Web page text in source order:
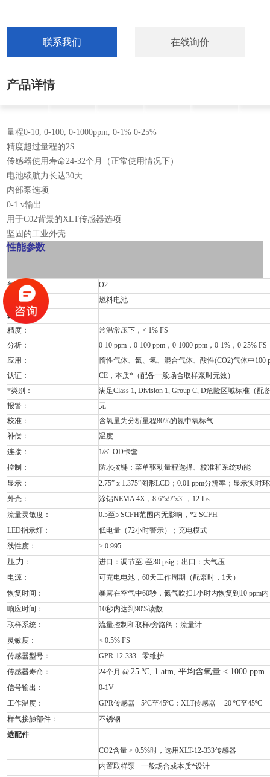
联系我们 在线询价
产品详情
量程0-10, 0-100, 0-1000ppm, 0-1% 0-25%
精度超过量程的2$
传感器使用寿命24-32个月（正常使用情况下）
电池续航力长达30天
内部泵选项
0-1 v输出
用于C02背景的XLT传感器选项
坚固的工业外壳
性能参数
气体类型：
O2
技术：
燃料电池
技术参数
精度：
常温常压下，< 1% FS
分析：
0-10 ppm，0-100 ppm，0-1000 ppm，0-1%，0-25%
应用：
惰性气体、氦、氢、混合气体、酸性(CO2)气体中100
认证：
CE，本质*（配备一般场合取样泵时无效）
*类别：
满足Class 1, Division 1, Group C, D危险区域标准（配
报警：
无
校准：
含氧量为分析量程80%的氮中氧标气
补偿：
温度
连接：
1/8" OD卡套
控制：
防水按键；菜单驱动量程选择、校准和系统功能
显示：
2.75” x 1.375”图形LCD；0.01 ppm分辨率；显示实时
外壳：
涂铝NEMA 4X，8.6”x9”x3"，12 lbs
流量灵敏度：
0.5至5 SCFH范围内无影响，*2 SCFH
LED指示灯：
低电量（72小时警示）；充电模式
线性度：
> 0.995
压力 ：
进口：调节至5至30 psig；出口：大气压
电源：
可充电电池，60天工作周期（配泵时，1天）
恢复时间：
暴露在空气中60秒，氮气吹扫1小时内恢复到10 ppm内
响应时间：
10秒内达到90%读数
取样系统：
流量控制和取样/旁路阀；流量计
灵敏度：
< 0.5% FS
传感器型号：
GPR-12-333 - 零维护
传感器寿命：
24个月 @25 ºC, 1 atm, 平均含氧量 < 1000 ppm
信号输出：
0-1V
工作温度：
GPR传感器 - 5ºC至45ºC；XLT传感器 - -20 ºC至45ºC
样气接触部件：
不锈钢
选配件
CO2含量 > 0.5%时，选用XLT-12-333传感器
内置取样泵 - 一般场合或本质*设计